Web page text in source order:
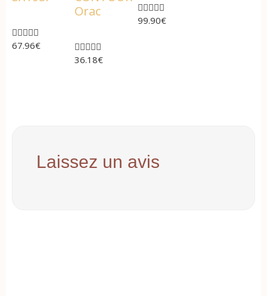

67.96€
Orac

36.18€

99.90€
Laissez un avis